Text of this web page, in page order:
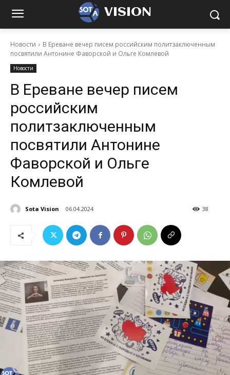
VISION
Новости
В Ереване вечер писем российским политзаключенным
посвятили Антонине Фаворской и Ольге Комлевой
Новости
В Ереване вечер писем
российским
политзаключенным
посвятили Антонине
Фаворской и Ольге
Комлевой
Sota Vision 06.04.2024 38